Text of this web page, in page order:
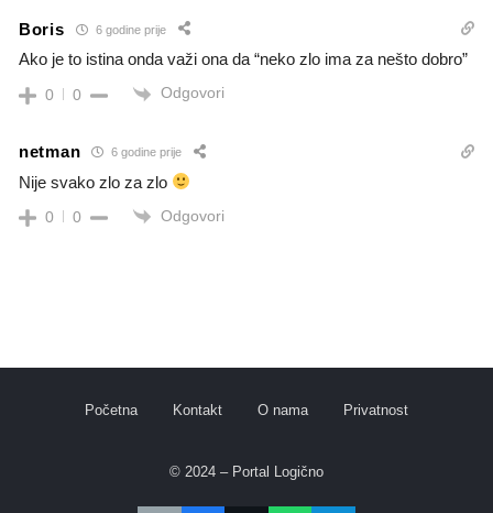
Boris 6 godine prije
Ako je to istina onda važi ona da “neko zlo ima za nešto dobro”
0 0 Odgovori
netman 6 godine prije
Nije svako zlo za zlo
0 0 Odgovori
Početna Kontakt O nama Privatnost
© 2024 – Portal Logično